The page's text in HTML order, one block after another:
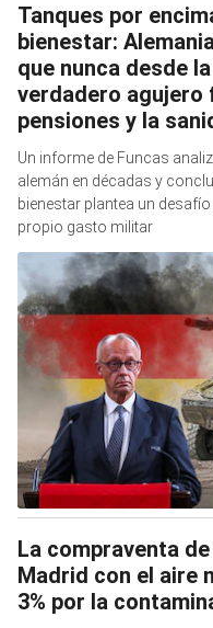
Tanques por
bienestar:
que nunca desde
verdadero agujero
pensiones y la
Un informe de Funcas
alemán en décadas y
bienestar plantea un
propio gasto militar
La compraventa
Madrid con el aire
3% por la